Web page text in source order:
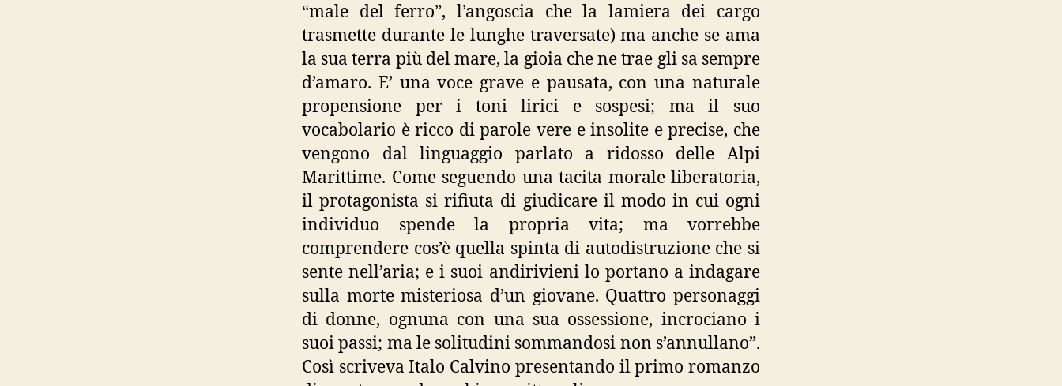
“male del ferro”, l’angoscia che la lamiera dei cargo
trasmette durante le lunghe traversate) ma anche se ama
la sua terra più del mare, la gioia che ne trae gli sa sempre
d’amaro. E’ una voce grave e pausata, con una naturale
propensione per i toni lirici e sospesi; ma il suo
vocabolario è ricco di parole vere e insolite e precise, che
vengono dal linguaggio parlato a ridosso delle Alpi
Marittime. Come seguendo una tacita morale liberatoria,
il protagonista si rifiuta di giudicare il modo in cui ogni
individuo spende la propria vita; ma vorrebbe
comprendere cos’è quella spinta di autodistruzione che si
sente nell’aria; e i suoi andirivieni lo portano a indagare
sulla morte misteriosa d’un giovane. Quattro personaggi
di donne, ognuna con una sua ossessione, incrociano i
suoi passi; ma le solitudini sommandosi non s’annullano”.
Così scriveva Italo Calvino presentando il primo romanzo